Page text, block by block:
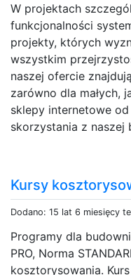
W projektach
funkcjonalności
projekty, których
wszystkim
naszej ofercie
zarówno dla małych,
sklepy internetowe
skorzystania z naszej
Kursy
Dodano: 15 lat 6 miesięcy
Programy dla
PRO, Norma
kosztorysowania.